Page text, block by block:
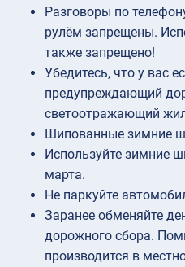
Разговоры по
рулём запрещены.
также запрещено!
Убедитесь, что у вас
предупреждающий
светоотражающий
Шипованные зимние
Используйте зимние
марта.
Не паркуйте
Заранее обменяйте
дорожного сбора.
производится в